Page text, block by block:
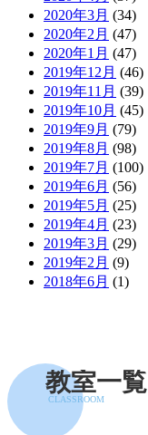
2020年3月 (34)
2020年2月 (47)
2020年1月 (47)
2019年12月 (46)
2019年11月 (39)
2019年10月 (45)
2019年9月 (79)
2019年8月 (98)
2019年7月 (100)
2019年6月 (56)
2019年5月 (25)
2019年4月 (23)
2019年3月 (29)
2019年2月 (9)
2018年6月 (1)
教室一覧
CLASSROOM